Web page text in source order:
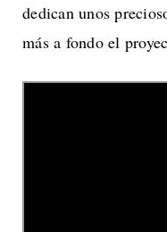
dedican unos
más a fondo el